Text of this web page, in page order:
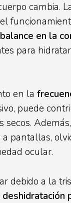
cambia.
en la
para
en la
puede
secos.
pantallas,
ocular.
debido a la
deshidratación